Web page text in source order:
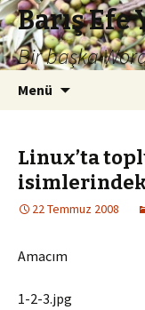
Barış Efe
Bir başka
Menü
Linux’ta
22 Temmuz 2008
Amacım
1-2-3.jpg